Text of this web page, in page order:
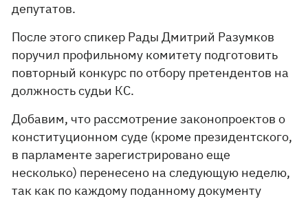
депутатов.
После этого спикер Рады Дмитрий Разумков
поручил профильному комитету подготовить
повторный конкурс по отбору претендентов на
должность судьи КС.
Добавим, что рассмотрение законопроектов о
конституционном суде (кроме президентского,
в парламенте зарегистрировано еще
несколько) перенесено на следующую неделю,
так как по каждому поданному документу